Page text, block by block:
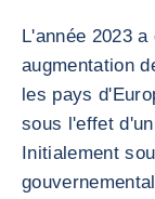
L'année 2023
augmentation
les pays
sous l'effet
Initialement